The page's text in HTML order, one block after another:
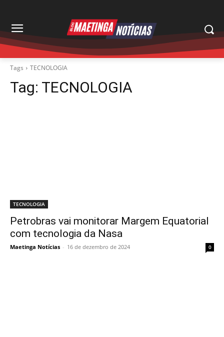
Tags TECNOLOGIA
Tag: TECNOLOGIA
TECNOLOGIA
Petrobras vai monitorar Margem Equatorial
com tecnologia da Nasa
Maetinga Notícias - 16 de dezembro de 2024 0